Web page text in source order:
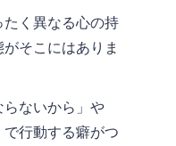
く異なる心の持
そこにはありま
ないから」や
で行動する癖がつ